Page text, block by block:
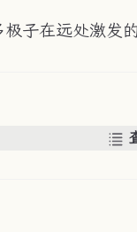
子在远处激发